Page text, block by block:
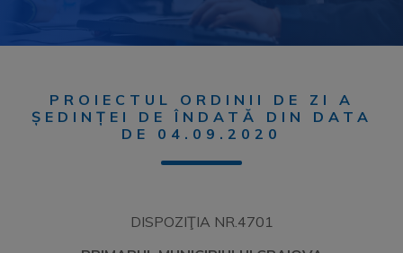
PROIECTUL ORDINII DE ZI A
ȘEDINȚEI DE ÎNDATĂ DIN DATA
DE 04.09.2020
DISPOZIŢIA NR.4701